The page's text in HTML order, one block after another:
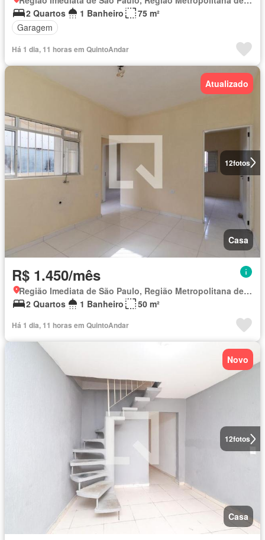
2 Quartos
1 Banheiro
75 m²
Garagem
Há 1 dia, 11 horas em QuintoAndar
12fotos
Atualizado
Casa
R$ 1.450/mês
Região Imediata de São Paulo, Região Metropolitana de São Paulo
2 Quartos
1 Banheiro 50 m²
Há 1 dia, 11 horas em QuintoAndar
12fotos
Novo
Casa